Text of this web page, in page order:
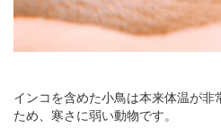
インコを含めた小鳥は本来体温が
ため、寒さに弱い動物です。